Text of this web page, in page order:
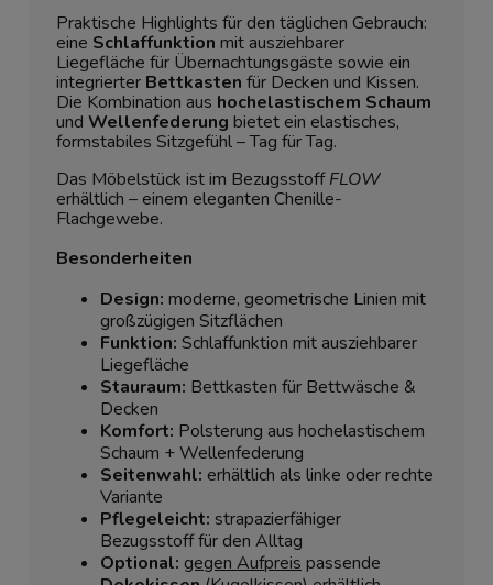
Praktische Highlights für den täglichen Gebrauch:
eine Schlaffunktion mit ausziehbarer
Liegefläche für Übernachtungsgäste sowie ein
integrierter Bettkasten für Decken und Kissen.
Die Kombination aus hochelastischem Schaum
und Wellenfederung bietet ein elastisches,
formstabiles Sitzgefühl – Tag für Tag.
Das Möbelstück ist im BezugsstoffFLOW
erhältlich – einem eleganten Chenille-
Flachgewebe.
Besonderheiten
Design: moderne, geometrische Linien mit
großzügigen Sitzflächen
Funktion: Schlaffunktion mit ausziehbarer
Liegefläche
Stauraum: Bettkasten für Bettwäsche &
Decken
Komfort: Polsterung aus hochelastischem
Schaum + Wellenfederung
Seitenwahl: erhältlich als linke oder rechte
Variante
Pflegeleicht: strapazierfähiger
Bezugsstoff für den Alltag
Optional: gegen Aufpreis passende